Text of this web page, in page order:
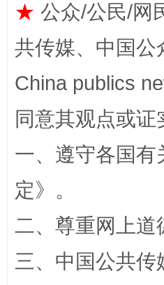
站台名比不上好声名
漫山遍野的桃花与雪山、麦
★ 公众/公民/网
共传媒、中国公
China publics
同意其观点或
一、遵守各国
定》。
二、尊重网上道
三、中国公共